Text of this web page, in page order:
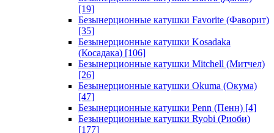
[19]
Безынерционные катушки Favorite (Фаворит)
[35]
Безынерционные катушки Kosadaka
(Косадака) [106]
Безынерционные катушки Mitchell (Митчел)
[26]
Безынерционные катушки Okuma (Окума)
[47]
Безынерционные катушки Penn (Пенн) [4]
Безынерционные катушки Ryobi (Риоби)
[177]